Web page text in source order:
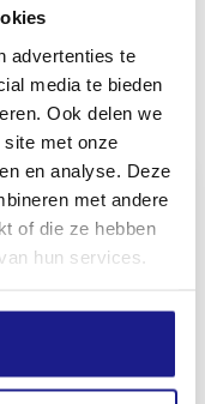
advertenties te
media te bieden
Ook delen we
met onze
en analyse. Deze
met andere
of die ze hebben
hun services.